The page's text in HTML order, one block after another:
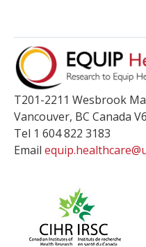
T201-2211 Wesbrook
Vancouver, BC Canada
Tel 1 604 822 3183
Email